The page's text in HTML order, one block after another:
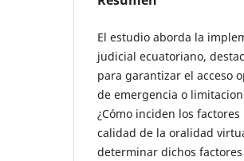
El estudio aborda la
judicial ecuatoriano,
para garantizar el acceso
de emergencia o
¿Cómo inciden los
calidad de la oralidad
determinar dichos